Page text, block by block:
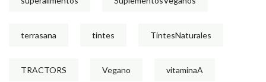
terrasana tintes TintesNaturales
TRACTORS Vegano vitaminaA